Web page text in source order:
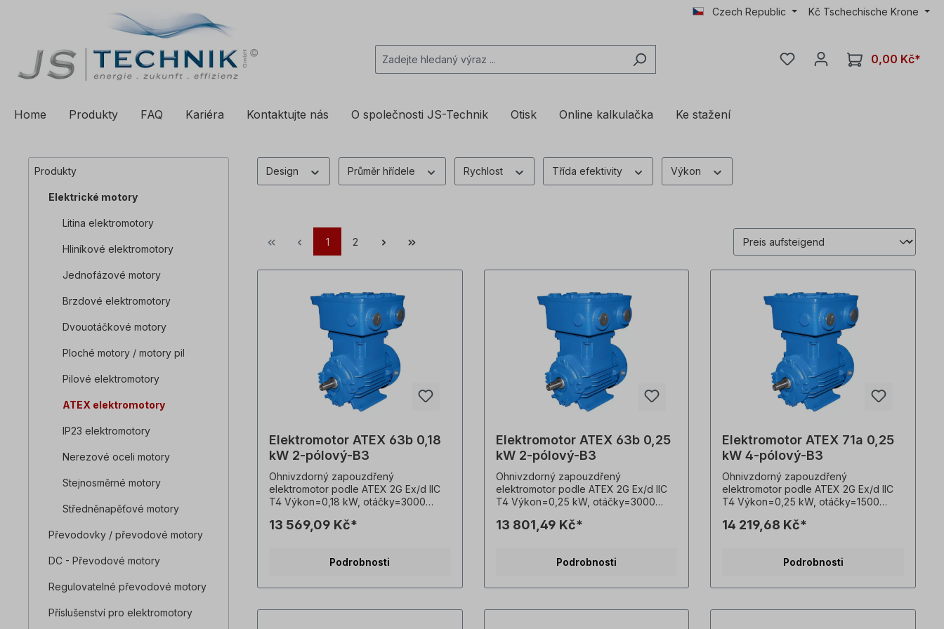
Přeskočit na hlavní navigaci Czech Republic Kč Tschechische Krone
0,00 Kč*
Home Produkty FAQ Kariéra Kontaktujte nás O společnosti JS-Technik Otisk Online kalkulačka Ke stažení
Produkty
Elektrické motory
Litina elektromotory
Hliníkové elektromotory
Jednofázové motory
Brzdové elektromotory
Dvouotáčkové motory
Ploché motory / motory pil
Pilové elektromotory
ATEX elektromotory
IP23 elektromotory
Nerezové oceli motory
Stejnosměrné motory
Středněnapěťové motory
Převodovky / převodové motory
DC - Převodové motory
Regulovatelné převodové motory
Příslušenství pro elektromotory
Design Průměr hřídele Rychlost Třída efektivity Výkon
1 2
Elektromotor ATEX 63b 0,18
kW 2-pólový-B3
Ohnivzdorný zapouzdřený
elektromotor podle ATEX 2G Ex/d IIC
T4 Výkon=0,18 kW, otáčky=3000
hmotnost=11 kg, frekvence=50 Hz,
PTC termistory, Provozní režim=S1-
kryt=šedá litina, třída izolace=F (155
13 569,09 Kč*
Podrobnosti
Elektromotor ATEX 63b 0,25
kW 2-pólový-B3
Ohnivzdorný zapouzdřený
elektromotor podle ATEX 2G Ex/d IIC
T4 Výkon=0,25 kW, otáčky=3000
hmotnost=12 kg, frekvence=50 Hz,
PTC termistory, Provozní režim=S1-
kryt=šedá litina, třída izolace=F (155
13 801,49 Kč*
Podrobnosti
Elektromotor ATEX 71a 0,25
kW 4-pólový-B3
Ohnivzdorný zapouzdřený
elektromotor podle ATEX 2G Ex/d IIC
T4 Výkon=0,25 kW, otáčky=1500
hmotnost=15 kg, frekvence=50 Hz,
PTC termistory, Provozní režim=S1-
kryt=šedá litina, třída izolace=F (155
14 219,68 Kč*
Podrobnosti